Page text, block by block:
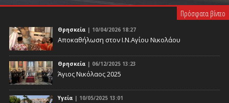
Πρόσφατα βίντεο
Θρησκεία | 10/04/2026 18:27
Αποκαθήλωση στον Ι.Ν.Αγίου Νικολάου
Θρησκεία | 06/12/2025 13:23
Άγιος Νικόλαος 2025
Υγεία | 10/05/2025 13:01